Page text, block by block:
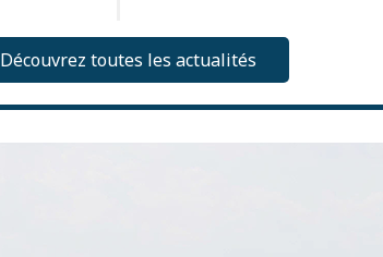
Découvrez toutes les actualités